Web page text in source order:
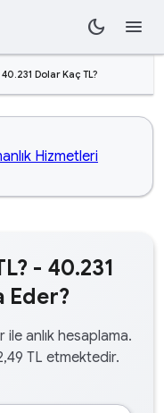
dark_mode menu
40.231 Dolar Kaç TL?
- 40.231
Eder?
anlık hesaplama.
TL etmektedir.